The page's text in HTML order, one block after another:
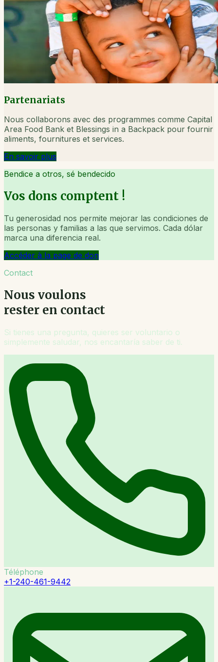
Partenariats
Nous collaborons avec des programmes comme Capital
Area Food Bank et Blessings in a Backpack pour fournir
aliments, fournitures et services.
En savoir plus
Bendice a otros, sé bendecido
Vos dons comptent !
Tu generosidad nos permite mejorar las condiciones de
las personas y familias a las que servimos. Cada dólar
marca una diferencia real.
Accéder à la page de don
Contact
Nous voulons
rester en contact
Si tienes una pregunta, quieres ser voluntario o
simplemente saludar, nos encantaría saber de ti.
Téléphone
+1-240-461-9442